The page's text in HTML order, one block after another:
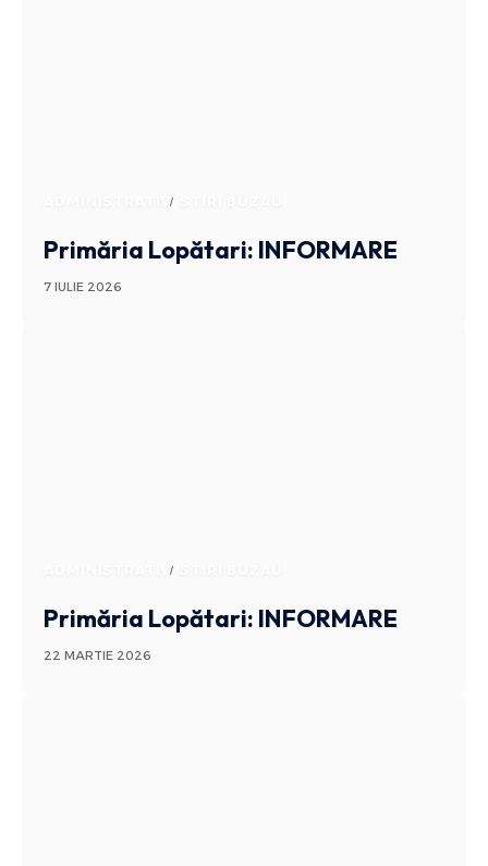
ADMINISTRATIV
Primăria Lopătari: INFORMARE
7 IULIE 2026
ADMINISTRATIV
Primăria Lopătari: INFORMARE
22 MARTIE 2026